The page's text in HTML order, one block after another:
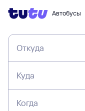
Автобусы
Откуда
Куда
Когда